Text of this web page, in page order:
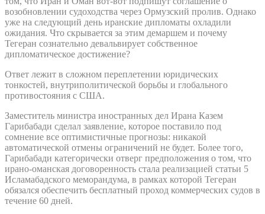
возобновлении судоходства через Ормузский пролив. Однако
уже на следующий день иранские дипломаты охладили
ожидания. Что скрывается за этим демаршем и почему
Тегеран сознательно девальвирует собственное
дипломатическое достижение?
Ответ лежит в сложном переплетении юридических
тонкостей, внутриполитической борьбы и глобального
противостояния с США.
Заместитель министра иностранных дел Ирана Казем
Гарибабади сделал заявление, которое поставило под
сомнение все оптимистичные прогнозы: никакой
автоматической отмены ограничений не будет. Более того,
Гарибабади категорически отверг предположения о том, что
ирано-оманская договоренность стала реализацией статьи 5
Исламабадского меморандума, в рамках которой Тегеран
обязался обеспечить бесплатный проход коммерческих судов в
течение 60 дней.